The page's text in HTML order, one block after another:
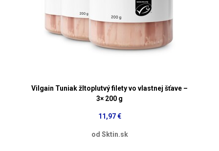
Vilgain Tuniak žltoplutvý filety vo vlastnej šťave –
3× 200 g
11,97 €
od Sktin.sk